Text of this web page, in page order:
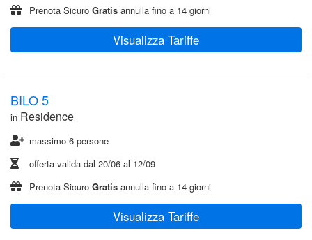
Prenota Sicuro Gratis annulla fino a 14 giorni
Visualizza Tariffe
BILO 5
in Residence
massimo 6 persone
offerta valida dal 20/06 al 12/09
Prenota Sicuro Gratis annulla fino a 14 giorni
Visualizza Tariffe